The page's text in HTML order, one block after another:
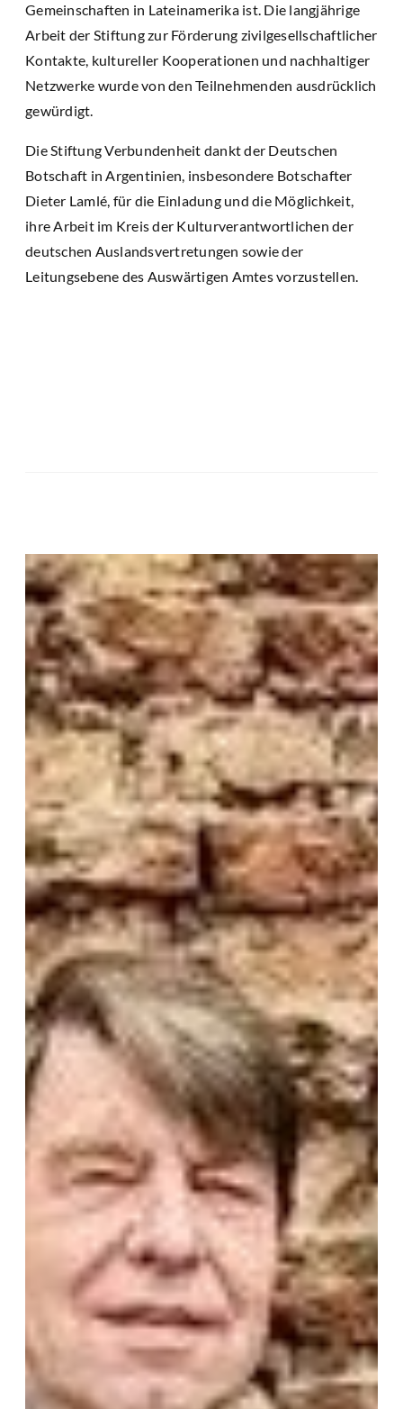
Gemeinschaften in Lateinamerika ist. Die langjährige
Arbeit der Stiftung zur Förderung zivilgesellschaftlicher
Kontakte, kultureller Kooperationen und nachhaltiger
Netzwerke wurde von den Teilnehmenden ausdrücklich
gewürdigt.
Die Stiftung Verbundenheit dankt der Deutschen
Botschaft in Argentinien, insbesondere Botschafter
Dieter Lamlé, für die Einladung und die Möglichkeit,
ihre Arbeit im Kreis der Kulturverantwortlichen der
deutschen Auslandsvertretungen sowie der
Leitungsebene des Auswärtigen Amtes vorzustellen.